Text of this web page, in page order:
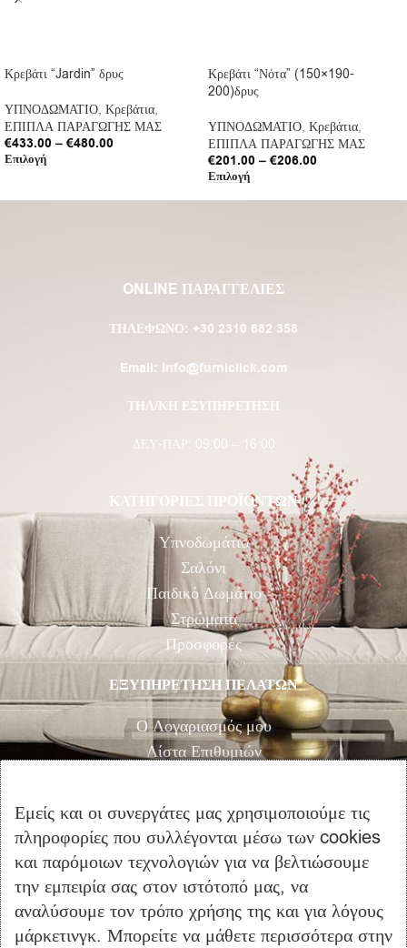
Κρεβάτι “Jardin” δρυς
ΥΠΝΟΔΩΜΑΤΙΟ, Κρεβάτια,
ΕΠΙΠΛΑ ΠΑΡΑΓΩΓΗΣ ΜΑΣ
€433.00 – €480.00
Επιλογή
Κρεβάτι “Νότα” (150×190-
200)δρυς
ΥΠΝΟΔΩΜΑΤΙΟ, Κρεβάτια,
ΕΠΙΠΛΑ ΠΑΡΑΓΩΓΗΣ ΜΑΣ
€201.00 – €206.00
Επιλογή
ONLINE ΠΑΡΑΓΓΕΛΙΕΣ
ΤΗΛΈΦΩΝΟ: +30 2310 682 358
Email: info@furniclick.com
ΤΗΛ/ΚΗ ΕΞΥΠΗΡΕΤΗΣΗ
ΔΕΥ-ΠΑΡ: 09:00 – 16:00
ΚΑΤΗΓΟΡΙΕΣ ΠΡΟΪΟΝΤΩΝ
Υπνοδωμάτιο
Σαλόνι
Παιδικό Δωμάτιο
Στρώματα
Προσφορές
ΕΞΥΠΗΡΕΤΗΣΗ ΠΕΛΑΤΩΝ
Ο Λογαριασμός μου
Λίστα Επιθυμιών
Καλάθι Αγορών
Επικοινωνία
ΠΛΗΡΟΦΟΡΙΕΣ
Όροι Χρήσης
Τρόποι Πληρωμής – Αποστολής
Εμείς και οι συνεργάτες μας χρησιμοποιούμε τις
πληροφορίες που συλλέγονται μέσω των cookies
και παρόμοιων τεχνολογιών για να βελτιώσουμε
την εμπειρία σας στον ιστότοπό μας, να
αναλύσουμε τον τρόπο χρήσης της και για λόγους
μάρκετινγκ. Μπορείτε να μάθετε περισσότερα στην